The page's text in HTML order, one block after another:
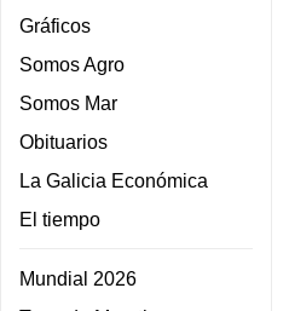
Gráficos
Somos Agro
Somos Mar
Obituarios
La Galicia Económica
El tiempo
Mundial 2026